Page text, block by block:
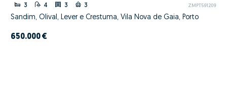
3 4 3 3 ZMPT591209
Sandim, Olival, Lever e Crestuma, Vila Nova de Gaia, Porto
650.000 €